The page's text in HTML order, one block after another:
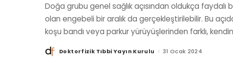
Doğa grubu genel sağlık açısından oldukça faydalı
olan engebeli bir aralık da gerçekleştirilebilir. Bu
koşu bandı veya parkur yürüyüşlerinden farklı,
Posted
by
Doktorfizik Tıbbi Yayın Kurulu 31 Ocak 2024